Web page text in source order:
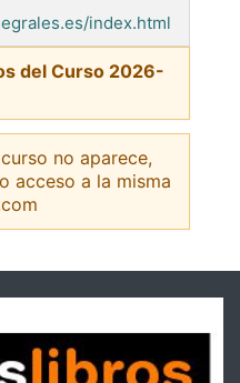
index.html
del Curso 2026-
no aparece,
acceso a la misma